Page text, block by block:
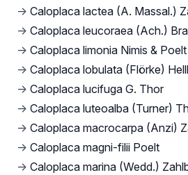
→ Caloplaca lactea (A. Massal.)
→ Caloplaca leucoraea (Ach.)
→ Caloplaca limonia Nimis & Poelt
→ Caloplaca lobulata (Flörke)
→ Caloplaca lucifuga G. Thor
→ Caloplaca luteoalba (Turner)
→ Caloplaca macrocarpa (Anzi)
→ Caloplaca magni-filii Poelt
→ Caloplaca marina (Wedd.)